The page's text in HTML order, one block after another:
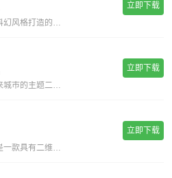
艾希新版是一款经典科幻风格打造的动作格斗类手游，超华丽炫酷的场景地图给你带来无与伦比的视觉享受，进入这个独特的世界当中展开精彩绝伦的战斗旅程，享受前所未有的爽快动作打击手感!艾希新版游戏亮点丰富的场景地图，超科幻的未来场景多样化的武器选择，
立即下载
黑潮手之上是一个未来城市的主题二次元题材游戏,游戏背景设置在穿过时间和空间的未来,多样的地图关卡,令人紧张兴奋的冒险随机事件,战斗丰富的回合制策略组合二次元玩法,让你感受不一样的高自由度卡牌游戏,快点来下载黑潮之上进行体验吧!《黑潮之上》游
立即下载
映月城与电子姬公测是一款具有二维风格的漂亮动作射击游戏。玩家可以自由选择自己的角色去奋斗系统的声音和字幕是超级无意义的，为玩家提供了各种丰富的故事和故事。感兴趣的朋友很快下载体验映月城与电子姬公测特色不同的角色有自己的能力和属性，玩家需要灵
立即下载